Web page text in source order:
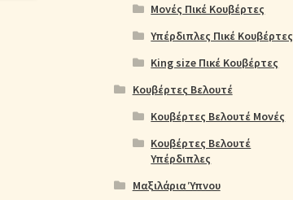
Μονές Πικέ Κουβέρτες
Υπέρδιπλες Πικέ Κουβέρτες
King size Πικέ Κουβέρτες
Κουβέρτες Βελουτέ
Κουβέρτες Βελουτέ Μονές
Κουβέρτες Βελουτέ
Υπέρδιπλες
Μαξιλάρια Ύπνου